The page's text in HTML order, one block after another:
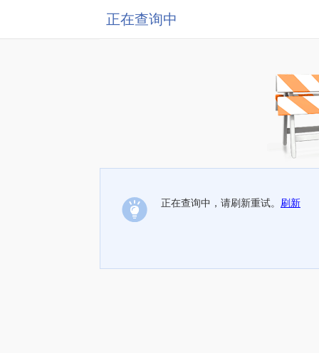
正在查询中
正在查询中，请刷新重试。 刷新